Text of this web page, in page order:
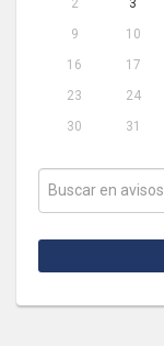
2
3
9
10
16
17
23
24
30
31